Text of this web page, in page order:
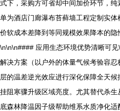
式下，采购方可省却中间加价环节，
单为酒店门廊瀑布苔藓墙工程定制实
价软成本差降到等同规模效果降本的隐
\n\n\n#### 应用生态环境优势清晰可
解决方案（以户外的体量气候考验容
层的温差逆光效应进行深化保障全天
挂阻寒骤升级区域亮度。尤其替代杀
底森林降温因子级帮助维系水质净化